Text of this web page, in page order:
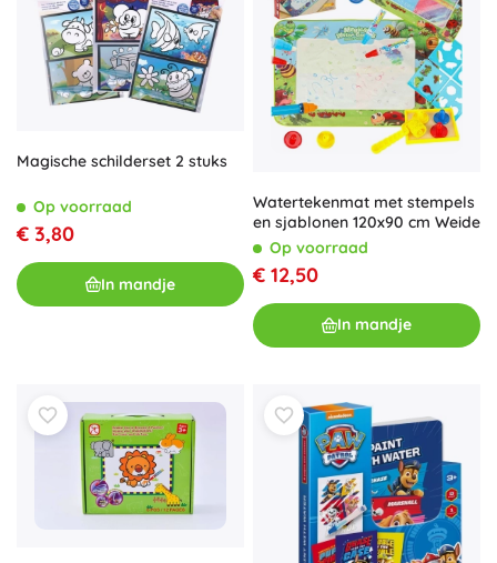
Magische schilderset 2 stuks
Op voorraad
€ 3,80
In mandje
Watertekenmat met stempels
en sjablonen 120x90 cm Weide
Op voorraad
€ 12,50
In mandje